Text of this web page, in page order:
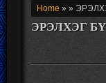
Home » »
ЭРЭЛХЭГ